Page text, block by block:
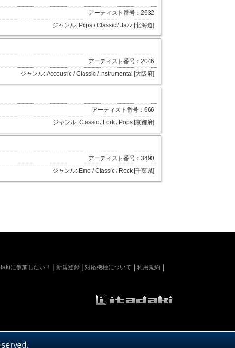
アーティスト番号：2632
ジャンル: Pops / Classic / Jazz [北海道]
アーティスト番号：2046
ジャンル: Accoustic / Classic / Instrumental [大阪府]
アーティスト番号：666
ジャンル: Classic / Fork / Pops [京都府]
アーティスト番号：3490
ジャンル: Emo / Classic / Rock [千葉県]
に参加したい！ 新規登録 対応機種について
利用規約